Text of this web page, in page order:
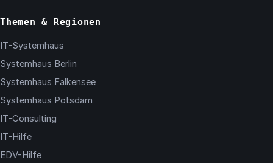
Themen & Regionen
IT-Systemhaus
Systemhaus Berlin
Systemhaus Falkensee
Systemhaus Potsdam
IT-Consulting
IT-Hilfe
EDV-Hilfe